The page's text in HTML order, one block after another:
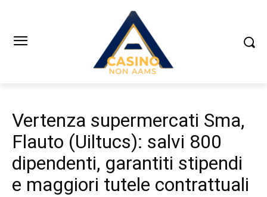
Vertenza supermercati Sma,
Flauto (Uiltucs): salvi 800
dipendenti, garantiti stipendi
e maggiori tutele contrattuali